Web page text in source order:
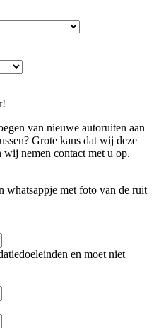
van nieuwe autoruiten aan
Grote kans dat wij deze
nemen contact met u op.
whatsappje met foto van de ruit
en moet niet